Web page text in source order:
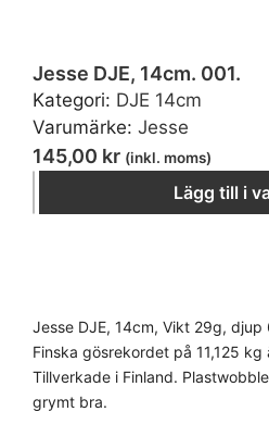
Jesse DJE, 14cm. 001.
145,00 kr (inkl. moms)
Lägg till i
Kategori: DJE 14cm
Varumärke: Jesse
Jesse DJE, 14cm, Vikt 29g, djup
Finska gösrekordet på 11,125
Tillverkade i Finland.
grymt bra.